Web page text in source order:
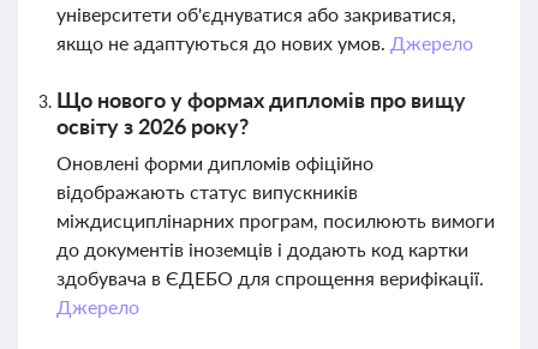
університети об'єднуватися або закриватися,
якщо не адаптуються до нових умов. Джерело
Що нового у формах дипломів про вищу
освіту з 2026 року?
Оновлені форми дипломів офіційно
відображають статус випускників
міждисциплінарних програм, посилюють вимоги
до документів іноземців і додають код картки
здобувача в ЄДЕБО для спрощення верифікації.
Джерело